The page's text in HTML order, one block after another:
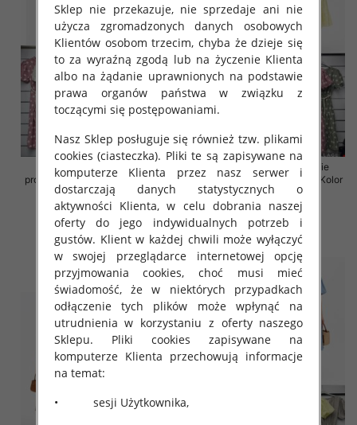
Sukienki damskie (Włoskie
produkt) Roz Standard, Mix Kolor
Paczka 5 szt
43.00 zł
szczegóły
Sukienki damskie (Włoskie
produkt) Roz Standard, Mix Kolor
Paczka 5 szt
43.00 zł
szczegóły
Sklep nie przekazuje, nie sprzedaje ani nie
użycza zgromadzonych danych osobowych
Klientów osobom trzecim, chyba że dzieje się
to za wyraźną zgodą lub na życzenie Klienta
albo na żądanie uprawnionych na podstawie
prawa organów państwa w związku z
toczącymi się postępowaniami.
Nasz Sklep posługuje się również tzw. plikami
cookies (ciasteczka). Pliki te są zapisywane na
komputerze Klienta przez nasz serwer i
dostarczają danych statystycznych o
aktywności Klienta, w celu dobrania naszej
oferty do jego indywidualnych potrzeb i
gustów. Klient w każdej chwili może wyłączyć
w swojej przeglądarce internetowej opcję
przyjmowania cookies, choć musi mieć
świadomość, że w niektórych przypadkach
odłączenie tych plików może wpłynąć na
utrudnienia w korzystaniu z oferty naszego
Sklepu. Pliki cookies zapisywane na
komputerze Klienta przechowują informacje
na temat:
• sesji Użytkownika,